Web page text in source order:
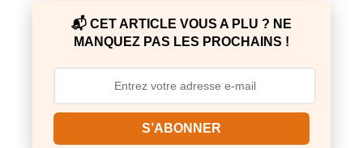
📬 CET ARTICLE VOUS A PLU ? NE
MANQUEZ PAS LES PROCHAINS !
S’ABONNER